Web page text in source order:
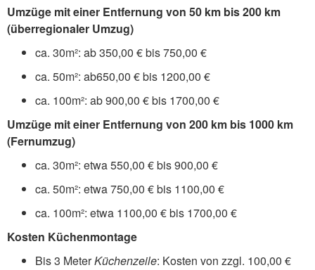
Umzüge mit einer Entfernung von 50 km bis 200 km
(überregionaler Umzug)
ca. 30m²: ab 350,00 € bis 750,00 €
ca. 50m²: ab650,00 € bis 1200,00 €
ca. 100m²: ab 900,00 € bis 1700,00 €
Umzüge mit einer Entfernung von 200 km bis 1000 km
(Fernumzug)
ca. 30m²: etwa 550,00 € bis 900,00 €
ca. 50m²: etwa 750,00 € bis 1100,00 €
ca. 100m²: etwa 1100,00 € bis 1700,00 €
Kosten Küchenmontage
Bis 3 MeterKüchenzeile: Kosten von zzgl. 100,00 €